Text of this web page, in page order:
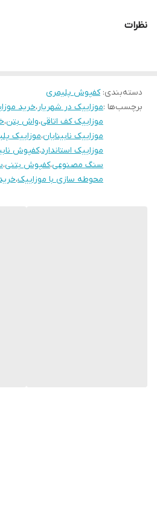
شود.
نظرات
دسته‌بندی:کفپوش پلیمری
برچسب‌ها :موزاییک در شهریار،خرید
موزاییک کف اتاقی،واش بتن،
موزاییک نابینایان،موزاییک
موزاییک استاندارد،کفپوش
سنگ مصنوعی،کفپوش بتنی،
محوطه سازی با موزاییک،